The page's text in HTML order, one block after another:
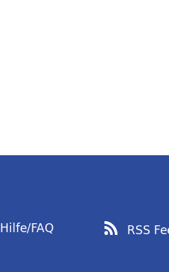
Hilfe/FAQ RSS